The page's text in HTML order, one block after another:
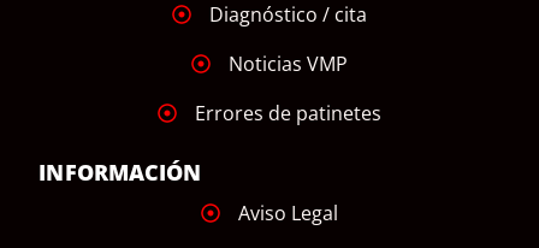
Diagnóstico / cita
Noticias VMP
Errores de patinetes
INFORMACIÓN
Aviso Legal